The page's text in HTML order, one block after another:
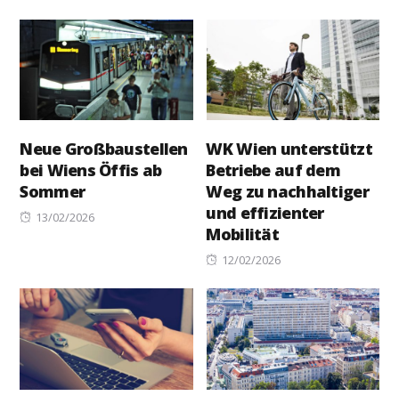
Neue Großbaustellen
bei Wiens Öffis ab
Sommer
Posted
13/02/2026
WK Wien unterstützt
Betriebe auf dem
Weg zu nachhaltiger
und effizienter
Mobilität
Posted
12/02/2026